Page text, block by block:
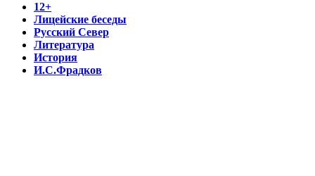
12+
Лицейские беседы
Русский Север
Литература
История
И.С.Фрадков